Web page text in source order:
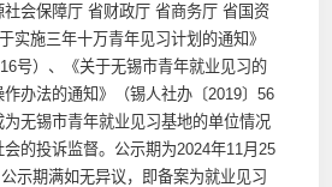
会保障厅 省财政厅 省商务厅 省国资
实施三年十万青年见习计划的通知》
号）、《关于无锡市青年就业见习的
办法的通知》（锡人社办〔2019〕56
无锡市青年就业见习基地的单位情况
的投诉监督。公示期为2024年11月25
示期满如无异议，即备案为就业见习